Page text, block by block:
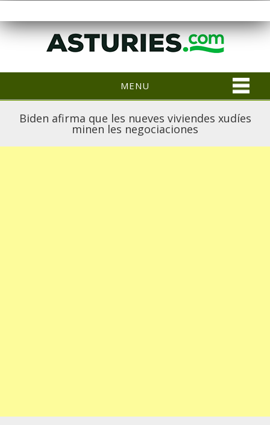
MENU
Biden afirma que les nueves viviendes xudíes
minen les negociaciones